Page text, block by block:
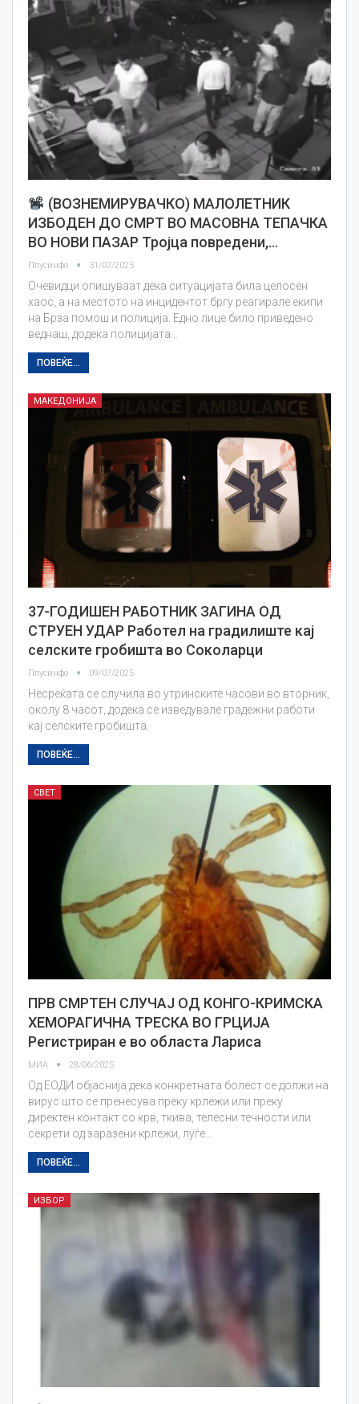
(ВОЗНЕМИРУВАЧКО) МАЛОЛЕТНИК
ИЗБОДЕН ДО СМРТ ВО МАСОВНА ТЕПАЧКА
ВО НОВИ ПАЗАР Тројца повредени,…
Плусинфо 31/07/2025
Очевидци опишуваат дека ситуацијата била целосен
хаос, а на местото на инцидентот бргу реагирале екипи
на Брза помош и полиција. Едно лице било приведено
веднаш, додека полицијата…
ПОВЕЌЕ...
МАКЕДОНИЈА
37-ГОДИШЕН РАБОТНИК ЗАГИНА ОД
СТРУЕН УДАР Работел на градилиште кај
селските гробишта во Соколарци
Плусинфо 09/07/2025
Несреќата се случила во утринските часови во вторник,
околу 8 часот, додека се изведувале градежни работи
кај селските гробишта.
ПОВЕЌЕ...
СВЕТ
ПРВ СМРТЕН СЛУЧАЈ ОД КОНГО-КРИМСКА
ХЕМОРАГИЧНА ТРЕСКА ВО ГРЦИЈА
Регистриран е во областа Лариса
МИА 28/06/2025
Од ЕОДИ објаснија дека конкретната болест се должи на
вирус што се пренесува преку крлежи или преку
директен контакт со крв, ткива, телесни течности или
секрети од заразени крлежи, луѓе…
ПОВЕЌЕ...
ИЗБОР